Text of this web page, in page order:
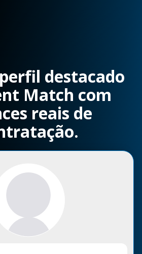
destacado
Match com
reais de